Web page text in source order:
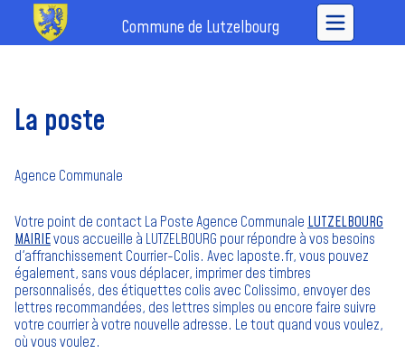
Commune de Lutzelbourg
La poste
Agence Communale
Votre point de contact La Poste Agence Communale LUTZELBOURG
MAIRIEvous accueille à LUTZELBOURG pour répondre à vos besoins
d'affranchissement Courrier-Colis. Avec laposte.fr, vous pouvez
également, sans vous déplacer, imprimer des timbres
personnalisés, des étiquettes colis avec Colissimo, envoyer des
lettres recommandées, des lettres simples ou encore faire suivre
votre courrier à votre nouvelle adresse. Le tout quand vous voulez,
où vous voulez.